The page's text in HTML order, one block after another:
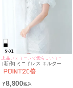
[新作] ミニドレス ホルターネ
ック リボン オフショルダー パ
フスリーブ フリルエンブロイ
ャバドレス (黒嵜菜々子着用)
¥8,900